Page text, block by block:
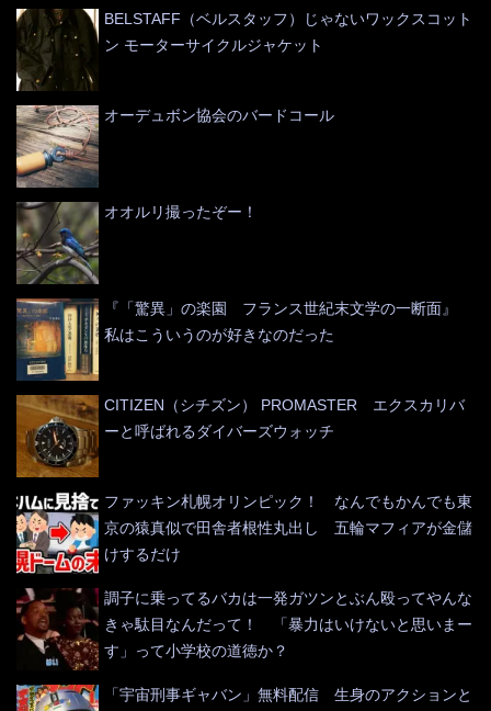
BELSTAFF（ベルスタッフ）じゃないワックスコット
ン モーターサイクルジャケット
オーデュボン協会のバードコール
オオルリ撮ったぞー！
『「驚異」の楽園 フランス世紀末文学の一断面』
私はこういうのが好きなのだった
CITIZEN（シチズン） PROMASTER エクスカリバ
ーと呼ばれるダイバーズウォッチ
ファッキン札幌オリンピック！ なんでもかんでも東
京の猿真似で田舎者根性丸出し 五輪マフィアが金儲
けするだけ
調子に乗ってるバカは一発ガツンとぶん殴ってやんな
きゃ駄目なんだって！ 「暴力はいけないと思いまー
す」って小学校の道徳か？
「宇宙刑事ギャバン」無料配信 生身のアクションと